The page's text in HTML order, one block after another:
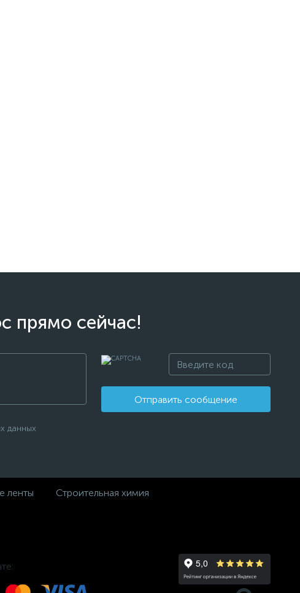
прямо сейчас!
Отправить сообщение
данных
ленты
Строительная химия